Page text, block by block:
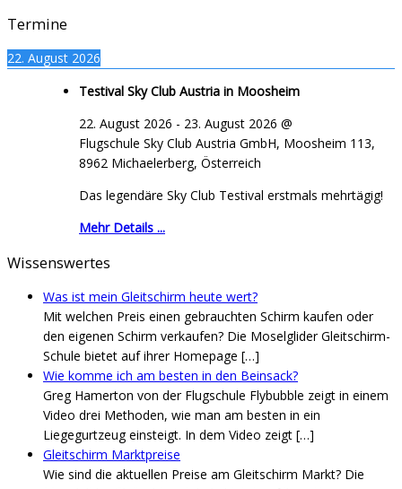
Termine
22. August 2026
Testival Sky Club Austria in Moosheim
22. August 2026 - 23. August 2026 @
Flugschule Sky Club Austria GmbH, Moosheim 113,
8962 Michaelerberg, Österreich
Das legendäre Sky Club Testival erstmals mehrtägig!
Mehr Details ...
Wissenswertes
Was ist mein Gleitschirm heute wert?
Mit welchen Preis einen gebrauchten Schirm kaufen oder
den eigenen Schirm verkaufen? Die Moselglider Gleitschirm-
Schule bietet auf ihrer Homepage […]
Wie komme ich am besten in den Beinsack?
Greg Hamerton von der Flugschule Flybubble zeigt in einem
Video drei Methoden, wie man am besten in ein
Liegegurtzeug einsteigt. In dem Video zeigt […]
Gleitschirm Marktpreise
Wie sind die aktuellen Preise am Gleitschirm Markt? Die